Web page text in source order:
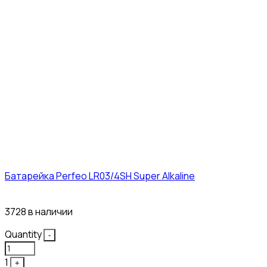
Батарейка Perfeo LR03/4SH Super Alkaline
3728 в наличии
Quantity
-
1
+